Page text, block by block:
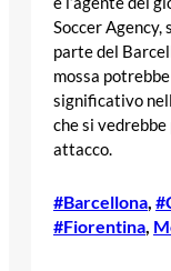
Soccer Agency,
parte del
mossa
significativo
che si
attacco.
#Barcellona,
#Fiorentina,